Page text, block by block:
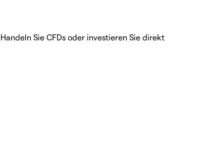
Handeln Sie CFDs oder investieren Sie direkt